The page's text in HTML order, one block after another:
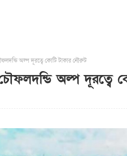
অল্প দূরত্বে কোটি টাকার নৌরুট
অল্প দূরত্বে